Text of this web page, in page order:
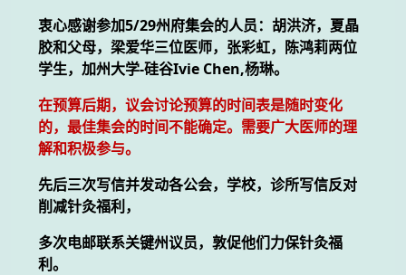
衷心感谢参加5/29州府集会的人员：胡洪济，夏晶
胶和父母，梁爱华三位医师，张彩虹，陈鸿莉两位
学生，加州大学-硅谷Ivie Chen,杨琳。
在预算后期，议会讨论预算的时间表是随时变化
的，最佳集会的时间不能确定。需要广大医师的理
解和积极参与。
先后三次写信并发动各公会，学校，诊所写信反对
削减针灸福利，
多次电邮联系关键州议员，敦促他们力保针灸福
利。